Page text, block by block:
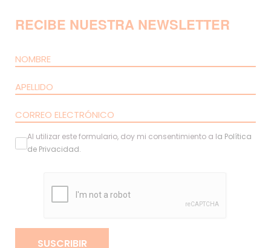
RECIBE NUESTRA NEWSLETTER
Al utilizar este formulario, doy mi consentimiento a la Política
de Privacidad.
SUSCRIBIR